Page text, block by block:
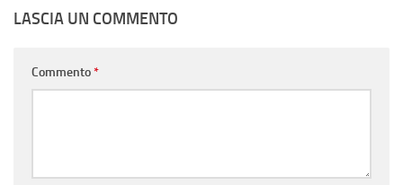
LASCIA UN COMMENTO
Commento*